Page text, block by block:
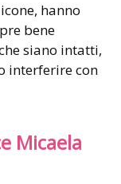
hanno
bene
siano intatti,
interferire con
Micaela